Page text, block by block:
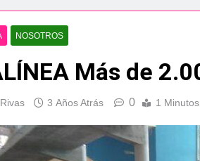
nacional de vóley playa tres
de Europa de Beach Sprint
cabo trabajos de mejora y
el cierre con éxito rotundo
NOSOTROS
3 Años Atrás 0 1 Minutos